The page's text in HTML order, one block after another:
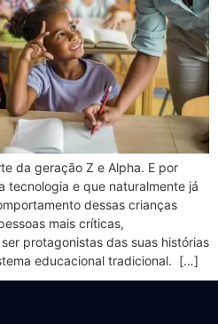
da geração Z e Alpha. E por
tecnologia e que naturalmente já
dessas crianças
mais críticas,
protagonistas das suas histórias
educacional tradicional. […]